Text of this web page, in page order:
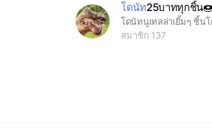
โดนัท25บาททุกชิ้น🍩
โดนัทนูเทลล่าเยิ้มๆ ชิ้นโ
สมาชิก 137